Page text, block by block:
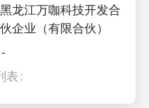
黑龙江万咖科技开发合
伙企业（有限合伙）
-
表